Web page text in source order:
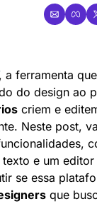
a ferramenta
do design ao
criem e
Neste post,
e um
se essa
que